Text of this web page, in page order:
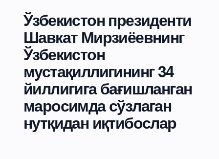
Ўзбекистон президенти
Шавкат Мирзиёевнинг
Ўзбекистон
мустақиллигининг 34
йиллигига бағишланган
маросимда сўзлаган
нутқидан иқтибослар